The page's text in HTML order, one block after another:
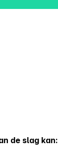
de slag kan: